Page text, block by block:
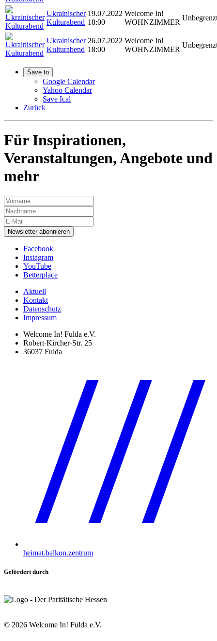
Ukrainischer
Kulturabend
19.07.2022
18:00
Welcome In!
WOHNZIMMER
Ukrainischer
Kulturabend
26.07.2022
18:00
Welcome In!
WOHNZIMMER
Save to
Google Calendar
Yahoo Calendar
Save Ical
Zurück
Für Inspirationen,
Veranstaltungen, Angebote und
mehr
Newsletter abonnieren
Facebook
Instagram
YouTube
Betterplace
Aktuell
Kontakt
Datenschutz
Impressum
Welcome In! Fulda e.V.
Robert-Kircher-Str. 25
36037 Fulda
heimat.balkon.zentrum
Gefördert durch
© 2026 Welcome In! Fulda e.V.